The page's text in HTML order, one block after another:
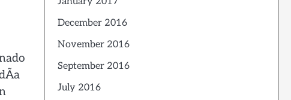
December 2016
November 2016
September 2016
July 2016